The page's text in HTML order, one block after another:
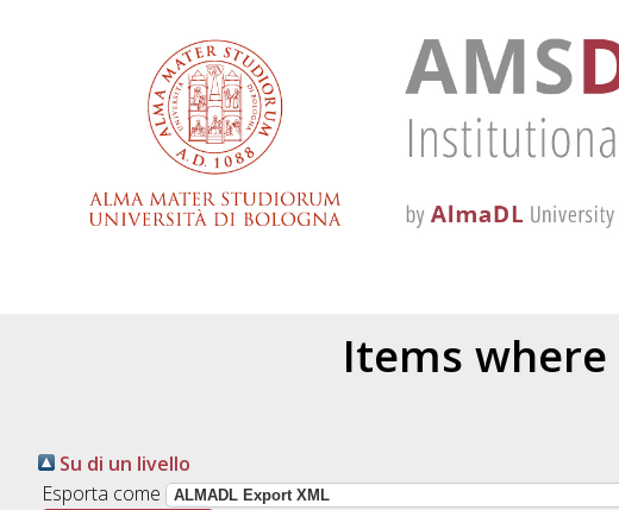
Items where
Su di un livello
Esporta come